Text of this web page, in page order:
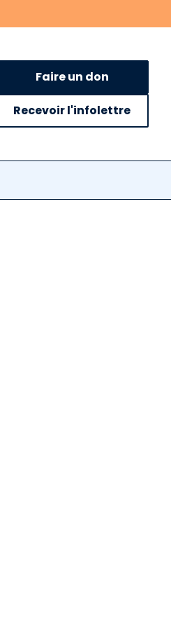
Faire un don
Recevoir l'infolettre